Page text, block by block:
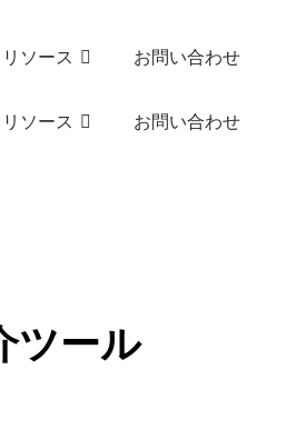
リソース お問い合わせ
リソース
お問い合わせ
ツール